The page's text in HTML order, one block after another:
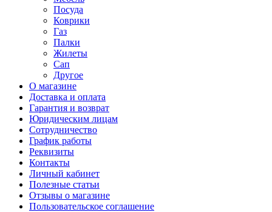
Посуда
Коврики
Газ
Палки
Жилеты
Сап
Другое
О магазине
Доставка и оплата
Гарантия и возврат
Юридическим лицам
Сотрудничество
График работы
Реквизиты
Контакты
Личный кабинет
Полезные статьи
Отзывы о магазине
Пользовательское соглашение